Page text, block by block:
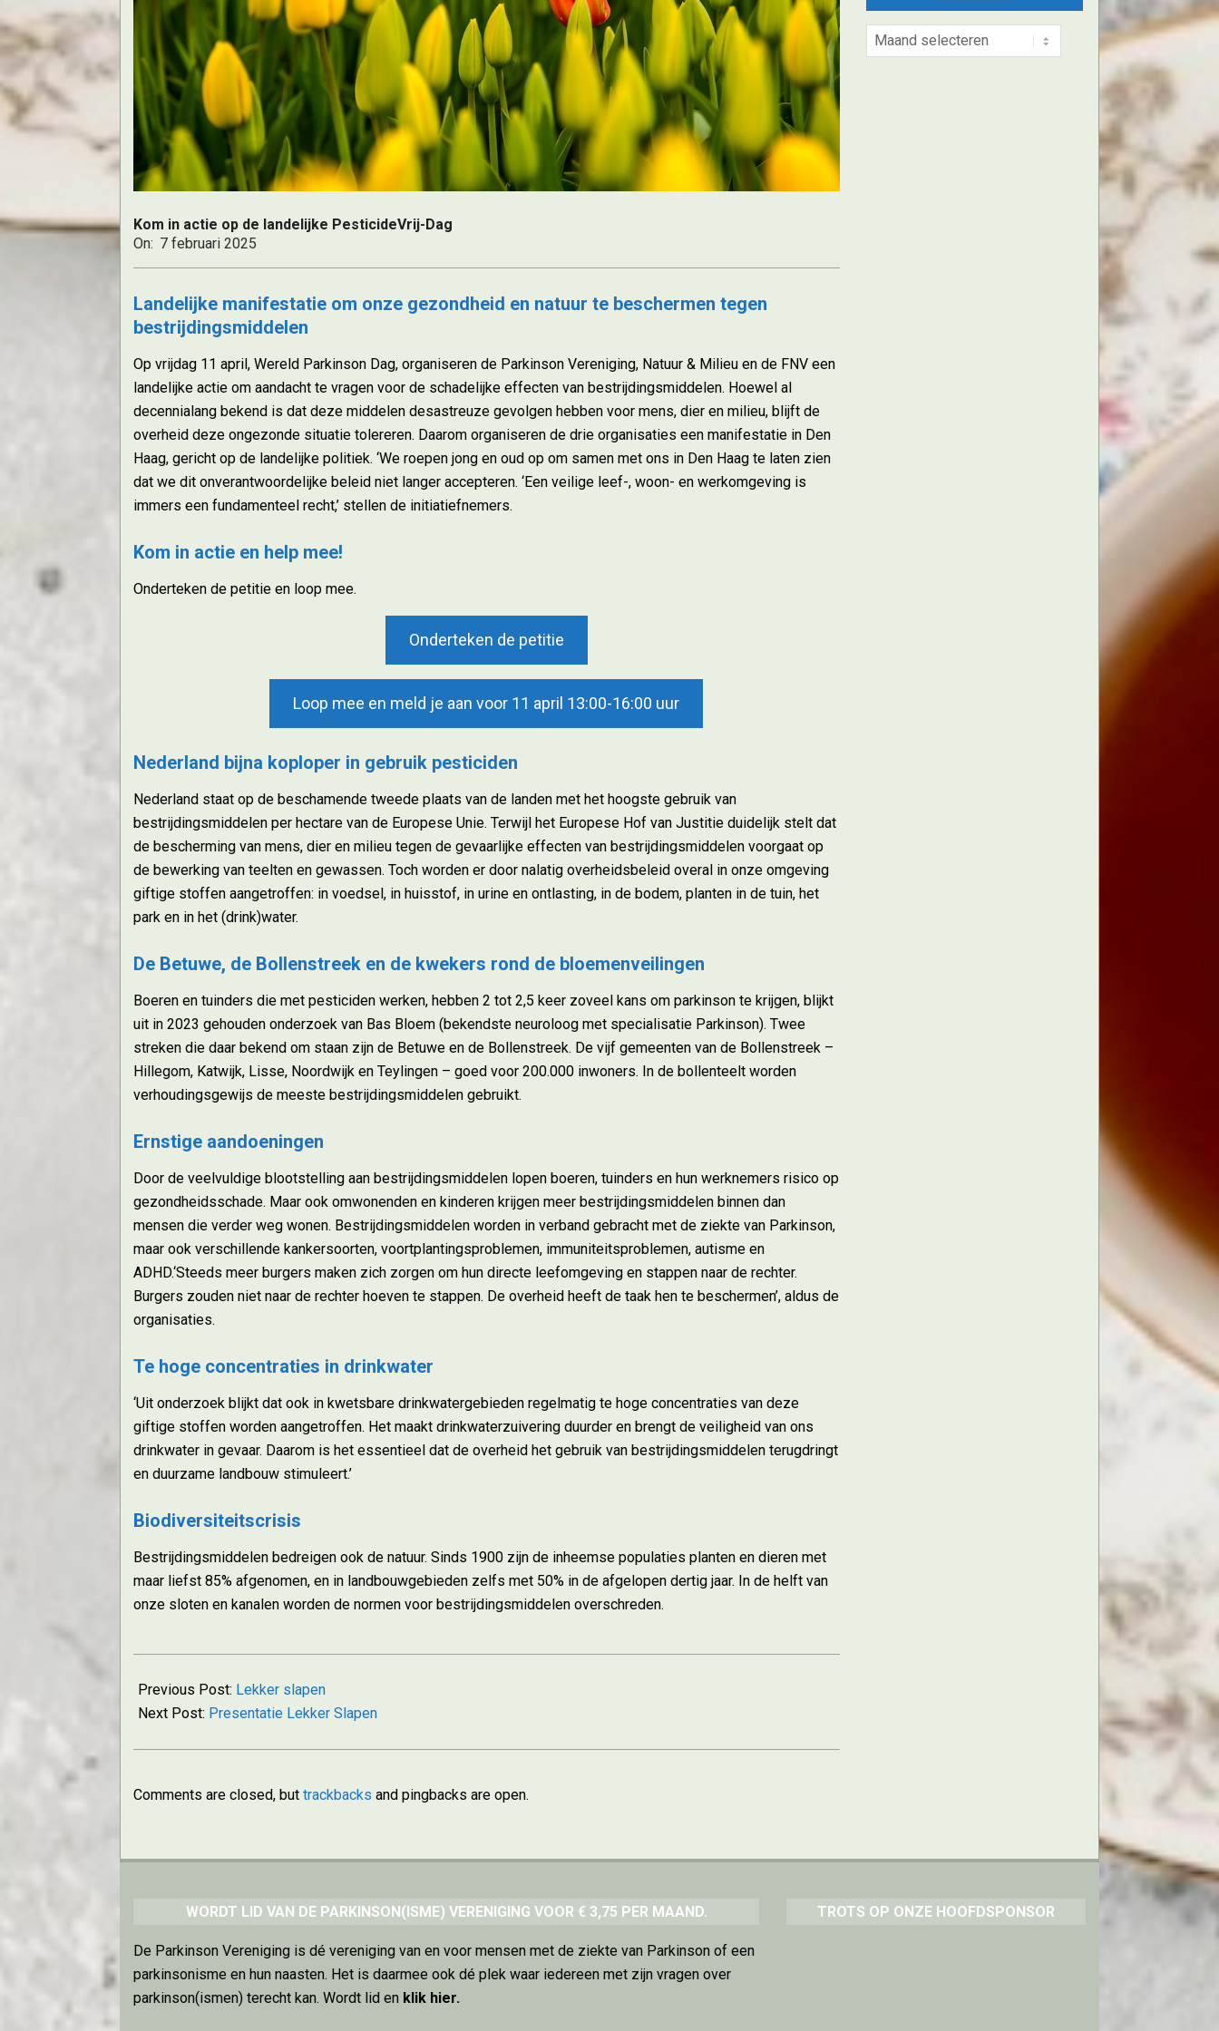
Uithoorn
Kom in actie op de landelijke PesticideVrij-Dag
On: 7 februari 2025
Landelijke manifestatie om onze gezondheid en natuur te beschermen tegen
bestrijdingsmiddelen
Op vrijdag 11 april, Wereld Parkinson Dag, organiseren de Parkinson Vereniging, Natuur & Milieu en de FNV een
landelijke actie om aandacht te vragen voor de schadelijke effecten van bestrijdingsmiddelen. Hoewel al
decennialang bekend is dat deze middelen desastreuze gevolgen hebben voor mens, dier en milieu, blijft de
overheid deze ongezonde situatie tolereren. Daarom organiseren de drie organisaties een manifestatie in Den
Haag, gericht op de landelijke politiek. ‘We roepen jong en oud op om samen met ons in Den Haag te laten zien
dat we dit onverantwoordelijke beleid niet langer accepteren. ‘Een veilige leef-, woon- en werkomgeving is
immers een fundamenteel recht,’ stellen de initiatiefnemers.
Kom in actie en help mee!
Onderteken de petitie en loop mee.
Onderteken de petitie
Loop mee en meld je aan voor 11 april 13:00-16:00 uur
Nederland bijna koploper in gebruik pesticiden
Nederland staat op de beschamende tweede plaats van de landen met het hoogste gebruik van
bestrijdingsmiddelen per hectare van de Europese Unie. Terwijl het Europese Hof van Justitie duidelijk stelt dat
de bescherming van mens, dier en milieu tegen de gevaarlijke effecten van bestrijdingsmiddelen voorgaat op
de bewerking van teelten en gewassen. Toch worden er door nalatig overheidsbeleid overal in onze omgeving
giftige stoffen aangetroffen: in voedsel, in huisstof, in urine en ontlasting, in de bodem, planten in de tuin, het
park en in het (drink)water.
De Betuwe, de Bollenstreek en de kwekers rond de bloemenveilingen
Boeren en tuinders die met pesticiden werken, hebben 2 tot 2,5 keer zoveel kans om parkinson te krijgen, blijkt
uit in 2023 gehouden onderzoek van Bas Bloem (bekendste neuroloog met specialisatie Parkinson). Twee
streken die daar bekend om staan zijn de Betuwe en de Bollenstreek. De vijf gemeenten van de Bollenstreek –
Hillegom, Katwijk, Lisse, Noordwijk en Teylingen – goed voor 200.000 inwoners. In de bollenteelt worden
verhoudingsgewijs de meeste bestrijdingsmiddelen gebruikt.
Ernstige aandoeningen
Door de veelvuldige blootstelling aan bestrijdingsmiddelen lopen boeren, tuinders en hun werknemers risico op
gezondheidsschade. Maar ook omwonenden en kinderen krijgen meer bestrijdingsmiddelen binnen dan
mensen die verder weg wonen. Bestrijdingsmiddelen worden in verband gebracht met de ziekte van Parkinson,
maar ook verschillende kankersoorten, voortplantingsproblemen, immuniteitsproblemen, autisme en
ADHD.‘Steeds meer burgers maken zich zorgen om hun directe leefomgeving en stappen naar de rechter.
Burgers zouden niet naar de rechter hoeven te stappen. De overheid heeft de taak hen te beschermen’, aldus de
organisaties.
Te hoge concentraties in drinkwater
‘Uit onderzoek blijkt dat ook in kwetsbare drinkwatergebieden regelmatig te hoge concentraties van deze
giftige stoffen worden aangetroffen. Het maakt drinkwaterzuivering duurder en brengt de veiligheid van ons
drinkwater in gevaar. Daarom is het essentieel dat de overheid het gebruik van bestrijdingsmiddelen terugdringt
en duurzame landbouw stimuleert.’
Biodiversiteitscrisis
Bestrijdingsmiddelen bedreigen ook de natuur. Sinds 1900 zijn de inheemse populaties planten en dieren met
maar liefst 85% afgenomen, en in landbouwgebieden zelfs met 50% in de afgelopen dertig jaar. In de helft van
onze sloten en kanalen worden de normen voor bestrijdingsmiddelen overschreden.
02-
07
Previous Post: Lekker slapen
Next Post: Presentatie Lekker Slapen
Comments are closed, but trackbacks and pingbacks are open.
Archieven
WORDT LID VAN DE PARKINSON(ISME) VERENIGING VOOR € 3,75 PER MAAND.
De Parkinson Vereniging is dé vereniging van en voor mensen met de ziekte van Parkinson of een
parkinsonisme en hun naasten. Het is daarmee ook dé plek waar iedereen met zijn vragen over
parkinson(ismen) terecht kan. Wordt lid en klik hier.
TROTS OP ONZE HOOFDSPONSOR